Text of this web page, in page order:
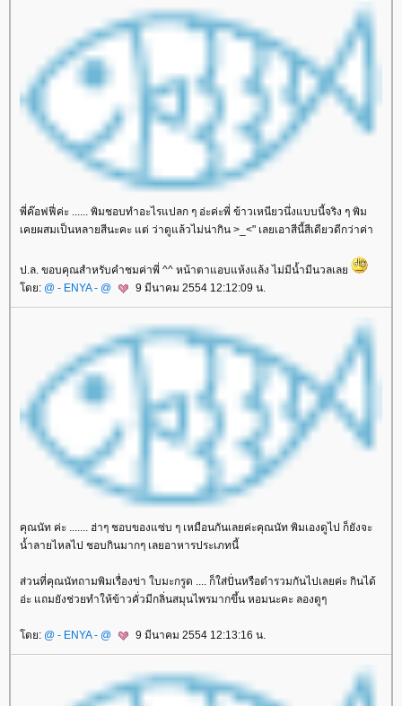
พี่ค๊อฟฟี่ค่ะ ...... พิมชอบทำอะไรแปลก ๆ อ่ะค่ะพี่ ข้าวเหนียวนึ่งแบบนี้จริง ๆ พิม
เคยผสมเป็นหลายสีนะคะ แต่ ว่าดูแล้วไม่น่ากิน >_<" เลยเอาสีนี้สีเดียวดีกว่าค่า
ป.ล. ขอบคุณสำหรับคำชมค่าพี่ ^^ หน้าตาแอบแห้งแล้ง ไม่มีน้ำมีนวลเล
ดย: @ - ENYA - @ 9 มีนาคม 2554 12:12:09 น.
คุณนัท ค่ะ ....... ฮ่าๆ ชอบของแซ่บ ๆ เหมือนกันเลยค่ะคุณนัท พิมเองดูไป ก็ยังจะ
น้ำลายไหลไป ชอบกินมากๆ เลยอาหารประเภทนี้
ส่วนที่คุณนัทถามพิมเรื่องข่า ใบมะกรูด .... ก็ใส่ปั่นหรือตำรวมกันไปเลยค่ะ กินได้
อ่ะ แถมยังช่วยทำให้ข้าวคั่วมีกลิ่นสมุนไพรมากขึ้น หอมนะคะ ลองดูๆ
ดย: @ - ENYA - @ 9 มีนาคม 2554 12:13:16 น.